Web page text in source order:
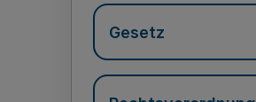
Gesetz